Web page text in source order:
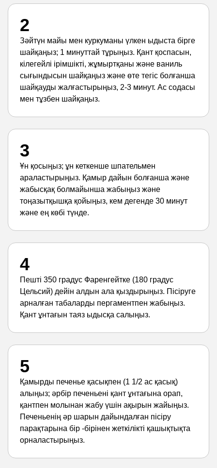
2
Зәйтүн майы мен куркуманы үлкен ыдыста бірге
шайқаңыз; 1 минуттай тұрыңыз. Қант қоспасын,
кілегейлі ірімшікті, жұмыртқаны және ваниль
сығындысын шайқаңыз және өте тегіс болғанша
шайқауды жалғастырыңыз, 2-3 минут. Ас содасы
мен тұзбен шайқаңыз.
3
Ұн қосыңыз; ұн кеткенше шпательмен
араластырыңыз. Қамыр дайын болғанша және
жабысқақ болмайынша жабыңыз және
тоңазытқышқа қойыңыз, кем дегенде 30 минут
және ең көбі түнде.
4
Пешті 350 градус Фаренгейтке (180 градус
Цельсий) дейін алдын ала қыздырыңыз. Пісіруге
арналған табаларды пергаментпен жабыңыз.
Қант ұнтағын таяз ыдысқа салыңыз.
5
Қамырды печенье қасықпен (1 1/2 ас қасық)
алыңыз; әрбір печеньені қант ұнтағына орап,
қантпен молынан жабу үшін ақырын жайыңыз.
Печеньенің әр шарын дайындалған пісіру
парақтарына бір -бірінен жеткілікті қашықтықта
орналастырыңыз.